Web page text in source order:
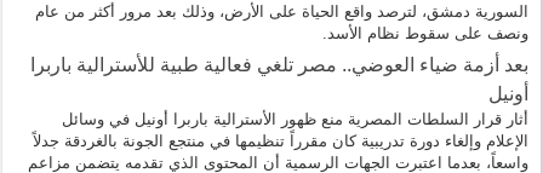
السورية دمشق، لترصد واقع الحياة على الأرض، وذلك بعد مرور أكثر من عام
ونصف على سقوط نظام الأسد.
بعد أزمة ضياء العوضي.. مصر تلغي فعالية طبية للأسترالية باربرا
أونيل
أثار قرار السلطات المصرية منع ظهور الأسترالية باربرا أونيل في وسائل
الإعلام وإلغاء دورة تدريبية كان مقرراً تنظيمها في منتجع الجونة بالغردقة جدلاً
واسعاً، بعدما اعتبرت الجهات الرسمية أن المحتوى الذي تقدمه يتضمن مزاعم